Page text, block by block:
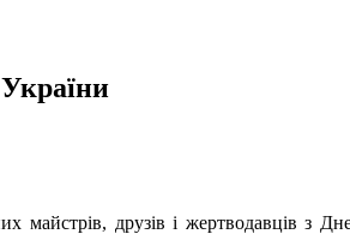
майстрів, друзів і жертводавців з